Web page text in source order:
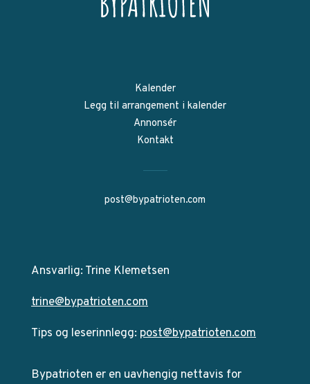
Kalender
Legg til arrangement i kalender
Annonsér
Kontakt
post@bypatrioten.com
Ansvarlig: Trine Klemetsen
trine@bypatrioten.com
Tips og leserinnlegg: post@bypatrioten.com
Bypatrioten er en uavhengig nettavis for